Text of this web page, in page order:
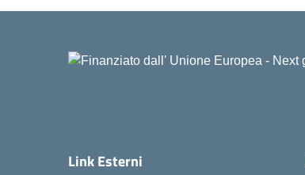
Link Esterni